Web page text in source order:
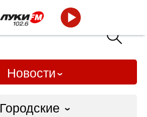
Новости
Городские